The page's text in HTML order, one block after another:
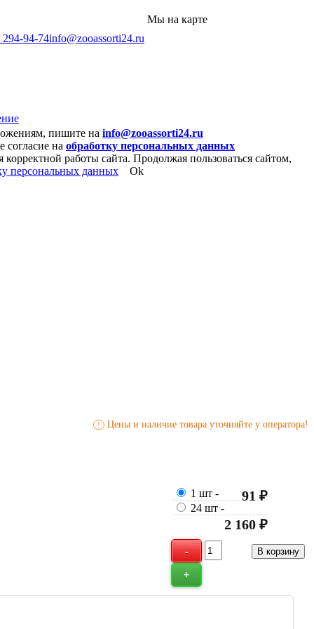
! Цены и наличие товара уточняйте у оператора!
1 шт - 91 ₽
24 шт -
2 160 ₽
94-74info@zooassorti24.ru
Мы на карте
пишите на info@zooassorti24.ru
согласие на обработку персональных данных
работы сайта. Продолжая пользоваться сайтом,
персональных данных Ok